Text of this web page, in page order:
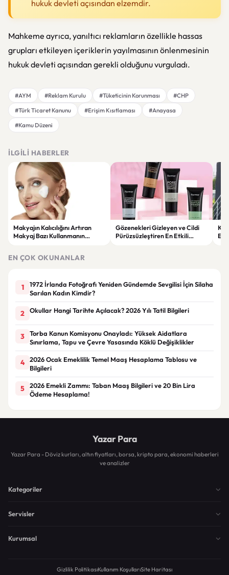
hukuk devleti açısından elzemdir.
Mahkeme ayrıca, yanıltıcı reklamların özellikle hassas
grupları etkileyen içeriklerin yayılmasının önlenmesinin
hukuk devleti açısından gerekli olduğunu vurguladı.
#AYM #Reklam Kurulu #Tüketicinin Korunması
#CHP
#Türk Ticaret Kanunu
#Erişim Kısıtlaması
#Anayasa
#Kamu Düzeni
İLGILI HABERLER
Makyajın Kalıcılığını Artıran
Makyaj Bazı Kullanmanın
Gözenekleri Gizleyen ve Cildi
Pürüzsüzleştiren En Etkili
EN ÇOK OKUNANLAR
1
1972 İrlanda Fotoğrafı Yeniden Gündemde Sevgilisi İçin Silaha
Sarılan Kadın Kimdir?
2 Okullar Hangi Tarihte Açılacak? 2026 Yılı Tatil Bilgileri
3
Torba Kanun Komisyonu Onayladı: Yüksek Aidatlara
Sınırlama, Tapu ve Çevre Yasasında Köklü Değişiklikler
4
2026 Ocak Emeklilik Temel Maaş Hesaplama Tablosu ve
Bilgileri
5
2026 Emekli Zammı: Taban Maaş Bilgileri ve 20 Bin Lira
Ödeme Hesaplama!
Yazar Para
Yazar Para - Döviz kurları, altın fiyatları, borsa, kripto para, ekonomi haberleri
ve analizler
Kategoriler
Servisler
Kurumsal
Gizlilik PolitikasıKullanım KoşullarıSite Haritası